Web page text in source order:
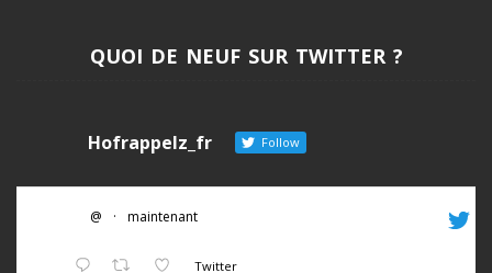
QUOI DE NEUF SUR TWITTER ?
Hofrappelz_fr Follow
@ · maintenant
Twitter